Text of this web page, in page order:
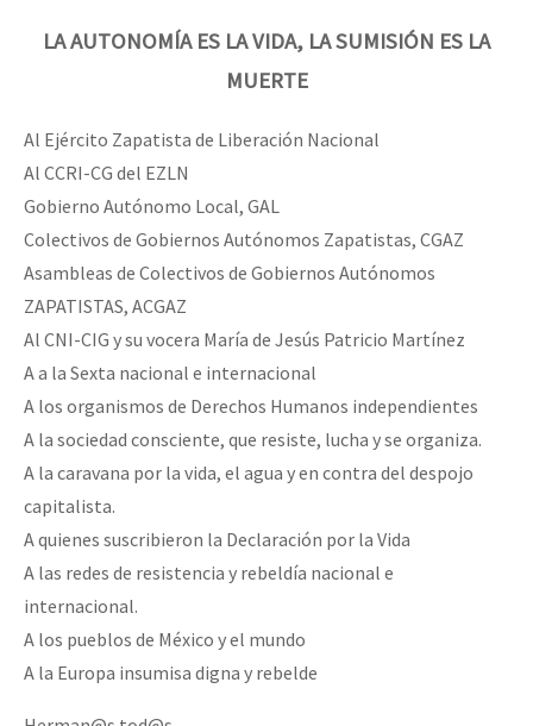
LA AUTONOMÍA ES LA VIDA, LA SUMISIÓN ES LA
MUERTE
Al Ejército Zapatista de Liberación Nacional
Al CCRI-CG del EZLN
Gobierno Autónomo Local, GAL
Colectivos de Gobiernos Autónomos Zapatistas, CGAZ
Asambleas de Colectivos de Gobiernos Autónomos
ZAPATISTAS, ACGAZ
Al CNI-CIG y su vocera María de Jesús Patricio Martínez
A a la Sexta nacional e internacional
A los organismos de Derechos Humanos independientes
A la sociedad consciente, que resiste, lucha y se organiza.
A la caravana por la vida, el agua y en contra del despojo
capitalista.
A quienes suscribieron la Declaración por la Vida
A las redes de resistencia y rebeldía nacional e
internacional.
A los pueblos de México y el mundo
A la Europa insumisa digna y rebelde